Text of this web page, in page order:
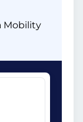
Mobility